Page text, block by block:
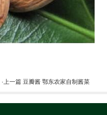
·上一篇 豆瓣酱 鄂东农家自制酱菜